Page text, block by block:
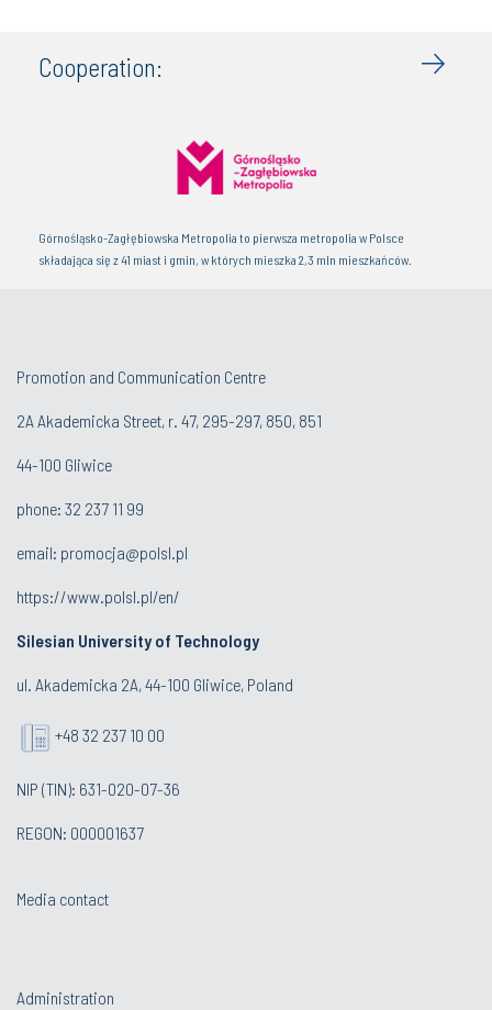
Cooperation:
Górnośląsko-Zagłębiowska Metropolia to pierwsza metropolia w Polsce
składająca się z 41 miast i gmin, w których mieszka 2,3 mln mieszkańców.
Promotion and Communication Centre
2A Akademicka Street, r. 47, 295-297, 850, 851
44-100 Gliwice
phone: 32 237 11 99
email: promocja@polsl.pl
https://www.polsl.pl/en/
Silesian University of Technology
ul. Akademicka 2A, 44-100 Gliwice, Poland
+48 32 237 10 00
NIP (TIN): 631-020-07-36
REGON: 000001637
Media contact
Administration